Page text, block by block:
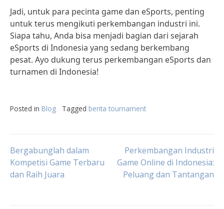
Jadi, untuk para pecinta game dan eSports, penting
untuk terus mengikuti perkembangan industri ini.
Siapa tahu, Anda bisa menjadi bagian dari sejarah
eSports di Indonesia yang sedang berkembang
pesat. Ayo dukung terus perkembangan eSports dan
turnamen di Indonesia!
Posted in Blog Tagged berita tournament
Post
navigation
Bergabunglah dalam
Kompetisi Game Terbaru
dan Raih Juara
Perkembangan Industri
Game Online di Indonesia:
Peluang dan Tantangan